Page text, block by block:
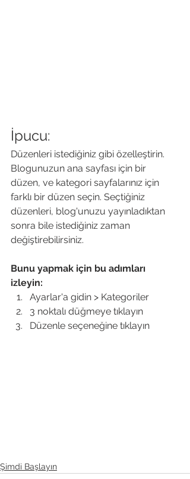
İpucu:
Düzenleri istediğiniz gibi özelleştirin.
Blogunuzun ana sayfası için bir
düzen, ve kategori sayfalarınız için
farklı bir düzen seçin. Seçtiğiniz
düzenleri, blog'unuzu yayınladıktan
sonra bile istediğiniz zaman
değiştirebilirsiniz.
Bunu yapmak için bu adımları
izleyin:
Ayarlar'a gidin > Kategoriler
3 noktalı düğmeye tıklayın
Düzenle seçeneğine tıklayın
Şimdi Başlayın